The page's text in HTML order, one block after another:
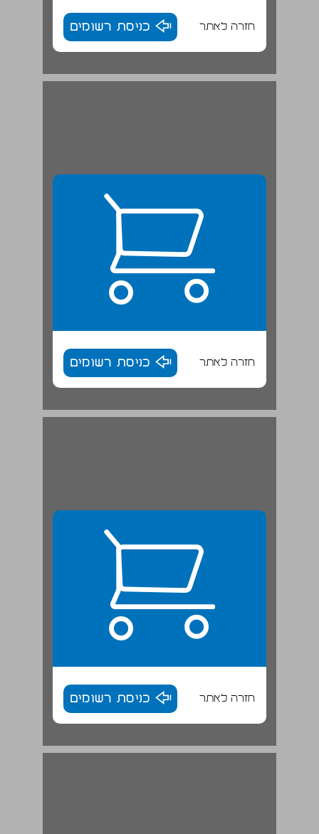
חזרה לאתר כניסת רשומים
חזרה לאתר כניסת רשומים
חזרה לאתר כניסת רשומים